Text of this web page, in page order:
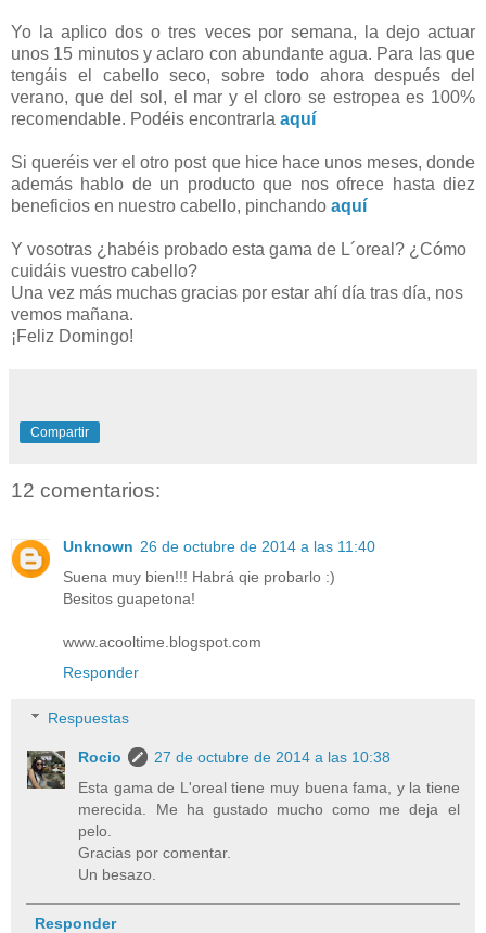
Yo la aplico dos o tres veces por semana, la dejo actuar
unos 15 minutos y aclaro con abundante agua. Para las que
tengáis el cabello seco, sobre todo ahora después del
verano, que del sol, el mar y el cloro se estropea es 100%
recomendable. Podéis encontrarla aquí
Si queréis ver el otro post que hice hace unos meses, donde
además hablo de un producto que nos ofrece hasta diez
beneficios en nuestro cabello, pinchando aquí
Y vosotras ¿habéis probado esta gama de L´oreal? ¿Cómo
cuidáis vuestro cabello?
Una vez más muchas gracias por estar ahí día tras día, nos
vemos mañana.
¡Feliz Domingo!
Compartir
12 comentarios:
Unknown 26 de octubre de 2014 a las 11:40
Suena muy bien!!! Habrá qie probarlo :)
Besitos guapetona!
www.acooltime.blogspot.com
Responder
Respuestas
Rocio
27 de octubre de 2014 a las 10:38
Esta gama de L'oreal tiene muy buena fama, y la tiene
merecida. Me ha gustado mucho como me deja el
pelo.
Gracias por comentar.
Un besazo.
Responder